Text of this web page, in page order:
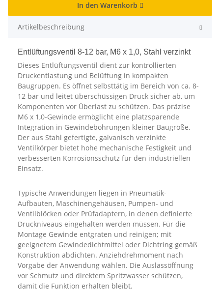
In den Warenkorb
Artikelbeschreibung
Entlüftungsventil 8-12 bar, M6 x 1,0, Stahl verzinkt
Dieses Entlüftungsventil dient zur kontrollierten
Druckentlastung und Belüftung in kompakten
Baugruppen. Es öffnet selbsttätig im Bereich von ca. 8-
12 bar und leitet überschüssigen Druck sicher ab, um
Komponenten vor Überlast zu schützen. Das präzise
M6 x 1,0-Gewinde ermöglicht eine platzsparende
Integration in Gewindebohrungen kleiner Baugröße.
Der aus Stahl gefertigte, galvanisch verzinkte
Ventilkörper bietet hohe mechanische Festigkeit und
verbesserten Korrosionsschutz für den industriellen
Einsatz.
Typische Anwendungen liegen in Pneumatik-
Aufbauten, Maschinengehäusen, Pumpen- und
Ventilblöcken oder Prüfadaptern, in denen definierte
Druckniveaus eingehalten werden müssen. Für die
Montage Gewinde entgraten und reinigen; mit
geeignetem Gewindedichtmittel oder Dichtring gemäß
Konstruktion abdichten. Anziehdrehmoment nach
Vorgabe der Anwendung wählen. Die Auslassöffnung
vor Schmutz und direktem Spritzwasser schützen,
damit die Funktion erhalten bleibt.